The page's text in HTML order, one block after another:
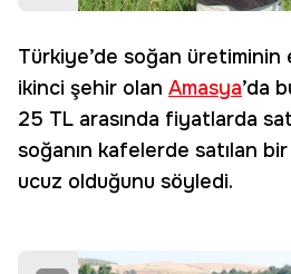
Türkiye’de soğan üretiminin
ikinci şehir olan Amasya’da
25 TL arasında fiyatlarda
soğanın kafelerde satılan
ucuz olduğunu söyledi.